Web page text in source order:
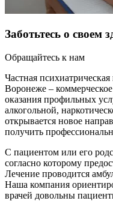
Заботьтесь о своем
Обращайтесь к нам
Частная
Воронеже –
оказания профильных
алкогольной,
открывается новое
получить
С пациентом или его
согласно которому
Лечение проводится
Наша компания
врачей довольны